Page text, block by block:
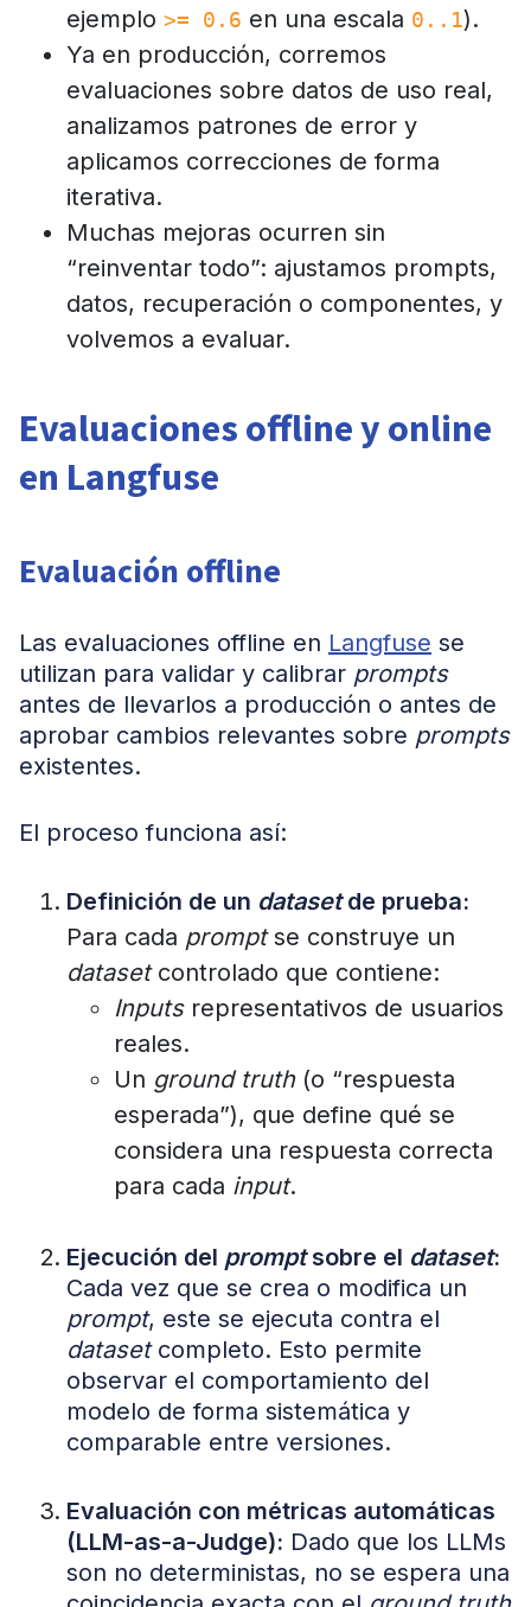
ejemplo >= 0.6 en una escala 0..1).
Ya en producción, corremos
evaluaciones sobre datos de uso real,
analizamos patrones de error y
aplicamos correcciones de forma
iterativa.
Muchas mejoras ocurren sin
“reinventar todo”: ajustamos prompts,
datos, recuperación o componentes, y
volvemos a evaluar.
Evaluaciones offline y online
en Langfuse
Evaluación offline
Las evaluaciones offline en Langfuse se
utilizan para validar y calibrar prompts
antes de llevarlos a producción o antes de
aprobar cambios relevantes sobre prompts
existentes.
El proceso funciona así:
Definición de un datasetde prueba:
Para cada promptse construye un
datasetcontrolado que contiene:
Inputsrepresentativos de usuarios
reales.
Un ground truth(o “respuesta
esperada”), que define qué se
considera una respuesta correcta
para cada input.
Ejecución del promptsobre el dataset:
Cada vez que se crea o modifica un
prompt, este se ejecuta contra el
datasetcompleto. Esto permite
observar el comportamiento del
modelo de forma sistemática y
comparable entre versiones.
Evaluación con métricas automáticas
(LLM-as-a-Judge): Dado que los LLMs
son no deterministas, no se espera una